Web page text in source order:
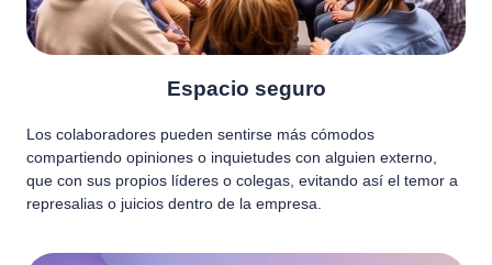
Espacio seguro
Los colaboradores pueden sentirse más cómodos
compartiendo opiniones o inquietudes con alguien externo,
que con sus propios líderes o colegas, evitando así el temor a
represalias o juicios dentro de la empresa.